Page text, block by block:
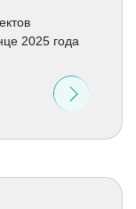
2025 года